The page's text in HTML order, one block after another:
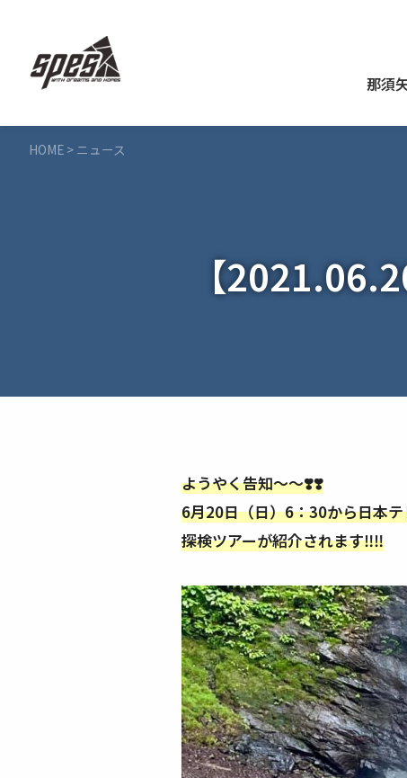
那須
HOME > ニュース
【
ようやく告知〜〜❣️❣️
6月20日（日）6：30から日本
探検ツアーが紹介されます‼️‼️